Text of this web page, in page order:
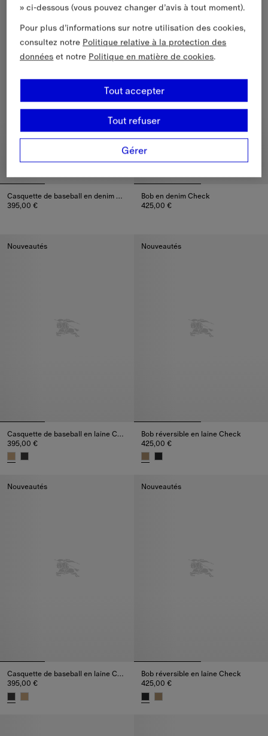
Nouveautés
Casquette de baseball en denim Check
395,00 €
Nouveautés
Bob en denim Check
425,00 €
Nouveautés
Casquette de baseball en laine Check
395,00 €
Nouveautés
Bob réversible en laine Check
425,00 €
Nouveautés
Casquette de baseball en laine Check
395,00 €
Nouveautés
Bob réversible en laine Check
425,00 €
» ci-dessous (vous pouvez changer d’avis à tout moment).
Pour plus d’informations sur notre utilisation des cookies,
consultez notre Politique relative à la protection des
données et notre Politique en matière de cookies.
Gérer
Tout refuser
Tout accepter